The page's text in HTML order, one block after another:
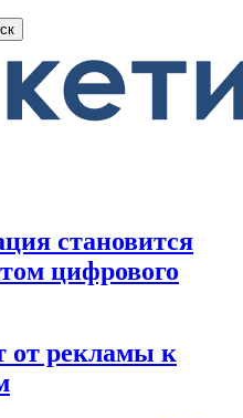
становится
цифрового
от рекламы к